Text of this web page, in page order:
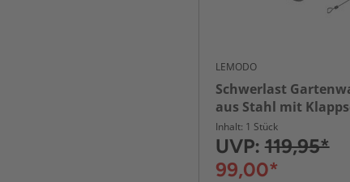
LEMODO
Schwerlast
aus Stahl mit
400 kg
Inhalt: 1 Stück
UVP:119,95*
99,00*